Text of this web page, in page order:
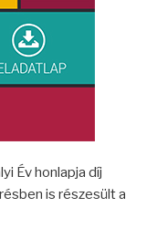
Év honlapja díj
is részesült a